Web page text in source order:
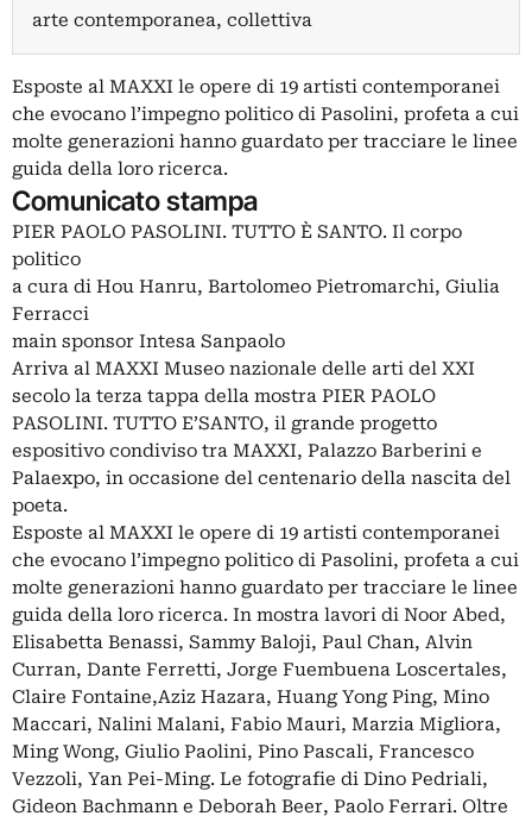
arte contemporanea, collettiva
Esposte al MAXXI le opere di 19 artisti contemporanei
che evocano l’impegno politico di Pasolini, profeta a cui
molte generazioni hanno guardato per tracciare le linee
guida della loro ricerca.
Comunicato stampa
PIER PAOLO PASOLINI. TUTTO È SANTO. Il corpo
politico
a cura di Hou Hanru, Bartolomeo Pietromarchi, Giulia
Ferracci
main sponsor Intesa Sanpaolo
Arriva al MAXXI Museo nazionale delle arti del XXI
secolo la terza tappa della mostra PIER PAOLO
PASOLINI. TUTTO E’SANTO, il grande progetto
espositivo condiviso tra MAXXI, Palazzo Barberini e
Palaexpo, in occasione del centenario della nascita del
poeta.
Esposte al MAXXI le opere di 19 artisti contemporanei
che evocano l’impegno politico di Pasolini, profeta a cui
molte generazioni hanno guardato per tracciare le linee
guida della loro ricerca. In mostra lavori di Noor Abed,
Elisabetta Benassi, Sammy Baloji, Paul Chan, Alvin
Curran, Dante Ferretti, Jorge Fuembuena Loscertales,
Claire Fontaine,Aziz Hazara, Huang Yong Ping, Mino
Maccari, Nalini Malani, Fabio Mauri, Marzia Migliora,
Ming Wong, Giulio Paolini, Pino Pascali, Francesco
Vezzoli, Yan Pei-Ming. Le fotografie di Dino Pedriali,
Gideon Bachmann e Deborah Beer, Paolo Ferrari. Oltre